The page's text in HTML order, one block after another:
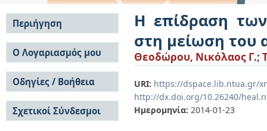
Η επίδραση
στη μείωση του
Θεοδώρου, Νικόλαος Γ.;
URI: https://dspace.lib.ntua.gr/
http://dx.doi.org/10.26240/
Ημερομηνία: 2014-01-23
Περιήγηση
Σε όλο το DSpace
Κοινότητες & Συλλογές
Ανά Ημερομηνία
Έκδοσης
Συγγραφείς
Τίτλοι
Θέματα
Ο Λογαριασμός μου
Σύνδεση
Εγγραφή
Οδηγίες / Βοήθεια
Οδηγίες Υποβολής
Οδηγίες Χρήσης ΙΑ
Συχνές Ερωτήσεις
Σχετικοί Σύνδεσμοι